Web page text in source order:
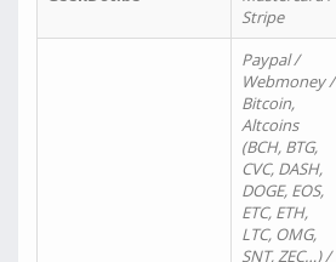
Stripe
Paypal /
Webmoney /
Bitcoin,
Altcoins
(BCH, BTG,
CVC, DASH,
DOGE, EOS,
ETC, ETH,
LTC, OMG,
SNT, ZEC…) /